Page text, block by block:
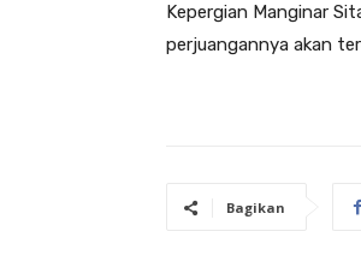
Kepergian Manginar
perjuangannya akan
Bagikan